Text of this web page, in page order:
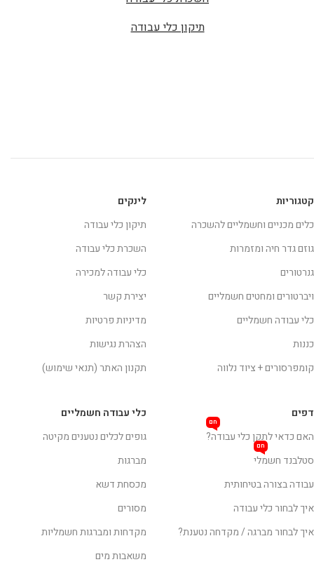
תיקון כלי עבודה
לינקים
תיקון כלי עבודה
השכרת כלי עבודה
כלי עבודה למכירה
יצירת קשר
מדיניות פרטיות
הצהרת נגישות
תקנון האתר (תנאי שימוש)
קטגוריות
כלים מכניים וחשמליים להשכרה
גוזם גדר חיה ומזמרות
גנרטורים
ויברטורים ומחטים חשמליים
כלי עבודה חשמליים
כננות
קומפרסורים + ציוד נלווה
כלי עבודה חשמליים
גופים לכלים נטענים מקיטה
מברגות
מכסחת דשא
מסורים
מקדחות ומברגות חשמליות
משאבות מים
דפים
האם כדאי לתקן כלי עבודה?
חם
סטלבנד חשמלי
חם
עבודה בצורה בטיחותית
איך לבחור כלי עבודה
איך לבחור מברגה / מקדחה נטענת?